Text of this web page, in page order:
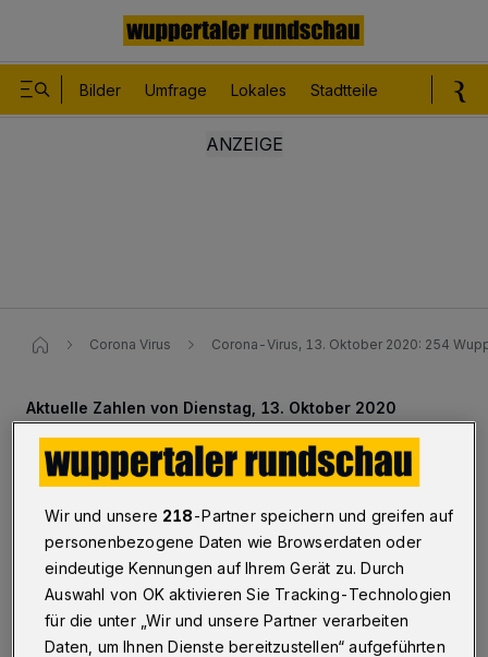
Bilder Umfrage Lokales Stadtteile
Corona Virus Corona-Virus, 13. Oktober 2020: 254
Aktuelle Zahlen von Dienstag, 13. Oktober 2020
Corona-Virus: Zwei weitere
Todesfälle
Wuppertal·Am Dienstag (13. Oktober 2020) meldet
die Stadt Wuppertal insgesamt 254 Personen, die
aktuell mit dem Corona-Virus infiziert sind. Zwei weitere
Todesfälle sind dazugekommen. Damit liegt der
Inzidenzwert bei 67,89.
Wir und unsere 218-Partner speichern und greifen auf
personenbezogene Daten wie Browserdaten oder
eindeutige Kennungen auf Ihrem Gerät zu. Durch
Auswahl von OK aktivieren Sie Tracking-Technologien
für die unter „Wir und unsere Partner verarbeiten
Daten, um Ihnen Dienste bereitzustellen“ aufgeführten